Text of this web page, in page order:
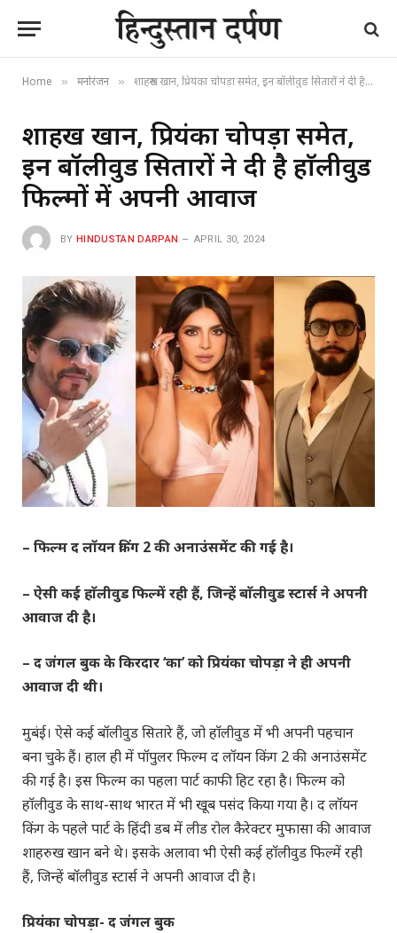
Home » मनोरंजन » शाहरुख खान, प्रियंका चोपड़ा समेत, इन बॉलीवुड सितारों ने दी है हाॅलीवुड फिल्मों में अपनी आवाज
शाहरुख खान, प्रियंका चोपड़ा समेत,
इन बॉलीवुड सितारों ने दी है हाॅलीवुड
फिल्मों में अपनी आवाज
BY HINDUSTAN DARPAN APRIL 30, 2024
– फिल्म द लॉयन किंग 2 की अनाउंसमेंट की गई है।
– ऐसी कई हाॅलीवुड फिल्में रही हैं, जिन्हें बाॅलीवुड स्टार्स ने अपनी
आवाज दी है।
– द जंगल बुक के किरदार ‘का’ को प्रियंका चोपड़ा ने ही अपनी
आवाज दी थी।
मुबंई। ऐसे कई बॉलीवुड सितारे हैं, जो हाॅलीवुड में भी अपनी पहचान
बना चुके हैं। हाल ही में पॉपुलर फिल्म द लॉयन किंग 2 की अनाउंसमेंट
की गई है। इस फिल्म का पहला पार्ट काफी हिट रहा है। फिल्म को
हाॅलीवुड के साथ-साथ भारत में भी खूब पसंद किया गया है। द लॉयन
किंग के पहले पार्ट के हिंदी डब में लीड रोल कैरेक्टर मुफासा की आवाज
शाहरुख खान बने थे। इसके अलावा भी ऐसी कई हाॅलीवुड फिल्में रही
हैं, जिन्हें बाॅलीवुड स्टार्स ने अपनी आवाज दी है।
प्रियंका चोपड़ा- द जंगल बुक